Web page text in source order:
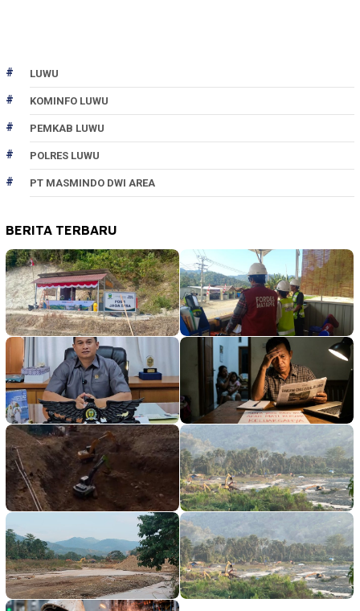
LUWU
KOMINFO LUWU
PEMKAB LUWU
POLRES LUWU
PT MASMINDO DWI AREA
BERITA TERBARU